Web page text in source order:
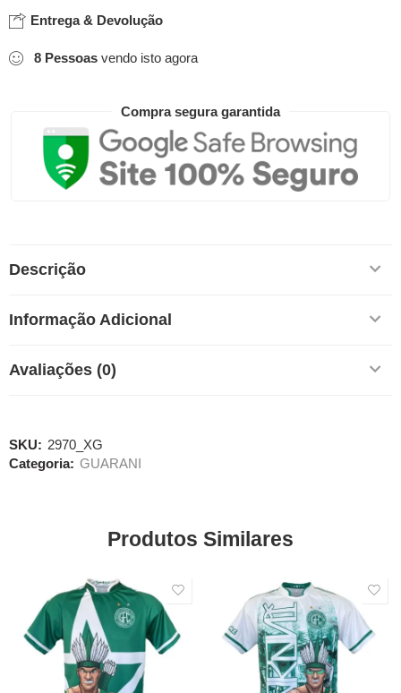
Entrega & Devolução
8 Pessoas vendo isto agora
Compra segura garantida
Descrição
Informação Adicional
Avaliações (0)
SKU: 2970_XG
Categoria: GUARANI
Produtos Similares